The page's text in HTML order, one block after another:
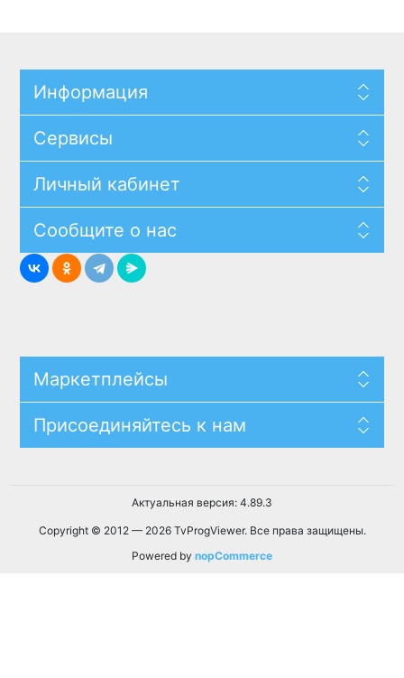
Информация
Сервисы
Личный кабинет
Сообщите о нас
Маркетплейсы
Присоединяйтесь к нам
Актуальная версия: 4.89.3
Copyright © 2012 — 2026 TvProgViewer. Все права защищены.
Powered by nopCommerce